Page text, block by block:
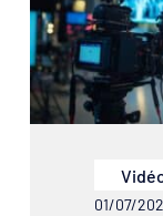
01/07/